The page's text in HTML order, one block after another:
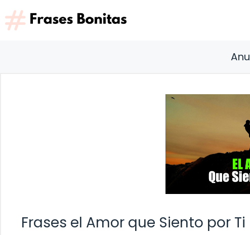
Saltar
al
contenido
Frases el Amor que Siento por Ti